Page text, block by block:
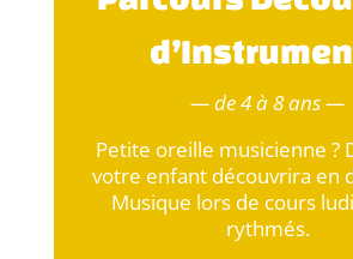
— de 4 à 8 ans —
Petite oreille musicienne ?
votre enfant découvrira en
Musique lors de cours
rythmés.